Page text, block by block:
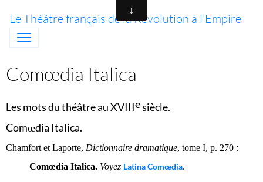
Le Théâtre français de la Révolution à l'Empire
Comœdia Italica
Les mots du théâtre au XVIIIesiècle.
Comœdia Italica.
Chamfort et Laporte, Dictionnaire dramatique, tome I, p. 270 :
Comœdia Italica. Voyez Latina Comœdia.